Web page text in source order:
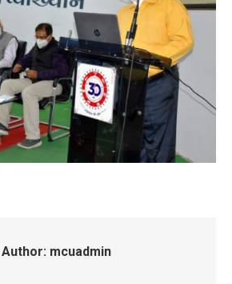
Author: mcuadmin